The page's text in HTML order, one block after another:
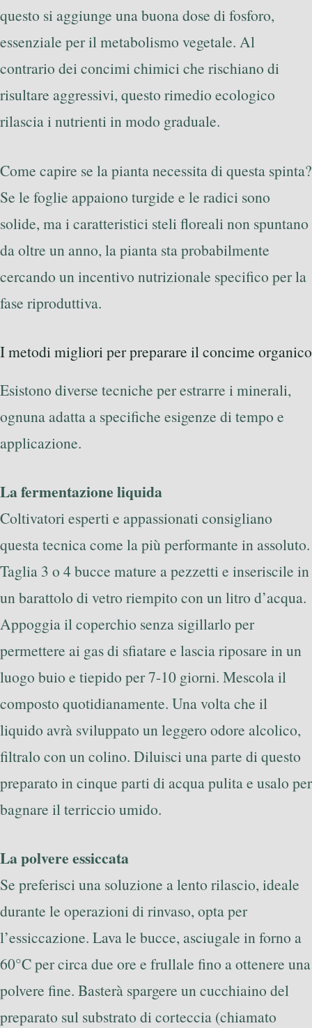
questo si aggiunge una buona dose di fosforo,
essenziale per il metabolismo vegetale. Al
contrario dei concimi chimici che rischiano di
risultare aggressivi, questo rimedio ecologico
rilascia i nutrienti in modo graduale.
Come capire se la pianta necessita di questa spinta?
Se le foglie appaiono turgide e le radici sono
solide, ma i caratteristici steli floreali non spuntano
da oltre un anno, la pianta sta probabilmente
cercando un incentivo nutrizionale specifico per la
fase riproduttiva.
I metodi migliori per preparare il concime organico
Esistono diverse tecniche per estrarre i minerali,
ognuna adatta a specifiche esigenze di tempo e
applicazione.
La fermentazione liquida
Coltivatori esperti e appassionati consigliano
questa tecnica come la più performante in assoluto.
Taglia 3 o 4 bucce mature a pezzetti e inseriscile in
un barattolo di vetro riempito con un litro d’acqua.
Appoggia il coperchio senza sigillarlo per
permettere ai gas di sfiatare e lascia riposare in un
luogo buio e tiepido per 7-10 giorni. Mescola il
composto quotidianamente. Una volta che il
liquido avrà sviluppato un leggero odore alcolico,
filtralo con un colino. Diluisci una parte di questo
preparato in cinque parti di acqua pulita e usalo per
bagnare il terriccio umido.
La polvere essiccata
Se preferisci una soluzione a lento rilascio, ideale
durante le operazioni di rinvaso, opta per
l’essiccazione. Lava le bucce, asciugale in forno a
60°C per circa due ore e frullale fino a ottenere una
polvere fine. Basterà spargere un cucchiaino del
preparato sul substrato di corteccia (chiamato